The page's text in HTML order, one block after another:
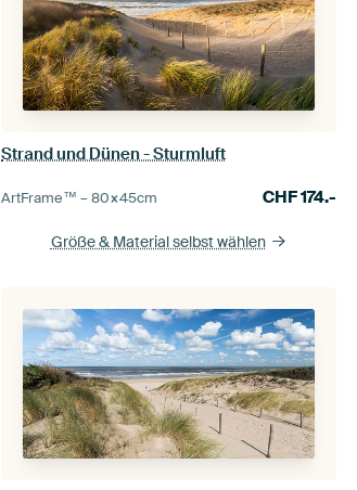
Strand und Dünen - Sturmluft
ArtFrame™ –80×45cm CHF174.-
Größe & Material selbst wählen